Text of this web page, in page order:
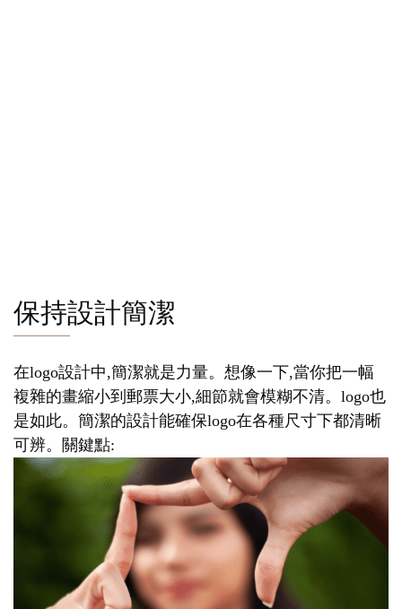
保持設計簡潔
在logo設計中,簡潔就是力量。想像一下,當你把一幅
複雜的畫縮小到郵票大小,細節就會模糊不清。logo也
是如此。簡潔的設計能確保logo在各種尺寸下都清晰
可辨。關鍵點: